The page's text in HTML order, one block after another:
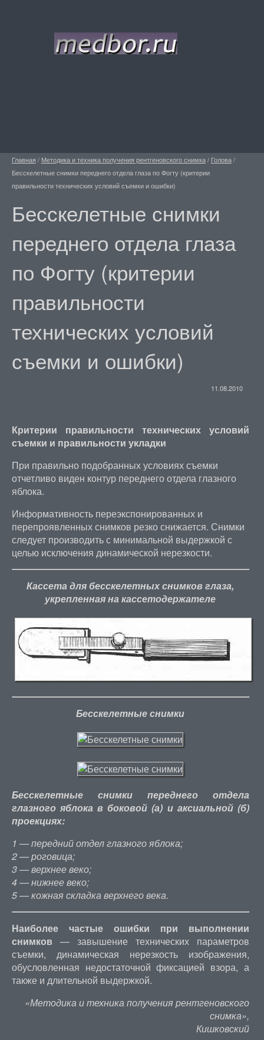
Главная / Методика и техника получения рентгеновского снимка/ Голова/
Бесскелетные снимки переднего отдела глаза по Фогту (критерии
правильности технических условий съемки и ошибки)
Бесскелетные снимки
переднего отдела глаза
по Фогту (критерии
правильности
технических условий
съемки и ошибки)
11.08.2010
Критерии правильности технических условий
съемки и правильности укладки
При правильно подобранных условиях съемки
отчетливо виден контур переднего отдела глазного
яблока.
Информативность переэкспонированных и
перепроявленных снимков резко снижается. Снимки
следует производить с минимальной выдержкой с
целью исключения динамической нерезкости.
Кассета для бесскелетных снимков глаза,
укрепленная на кассетодержателе
Бесскелетные снимки
Бесскелетные снимки переднего отдела
глазного яблока в боковой (а) и аксиальной (б)
проекциях:
1 — передний отдел глазного яблока;
2 — роговица;
3 — верхнее веко;
4 — нижнее веко;
5 — кожная складка верхнего века.
Наиболее частые ошибки при выполнении
снимков — завышение технических параметров
съемки, динамическая нерезкость изображения,
обусловленная недостаточной фиксацией взора, а
также и длительной выдержкой.
«Методика и техника получения рентгеновского
снимка»,
Кишковский